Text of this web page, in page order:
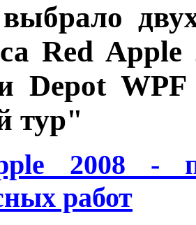
двух
Red
Depot WPF
тур"
2008 -
работ